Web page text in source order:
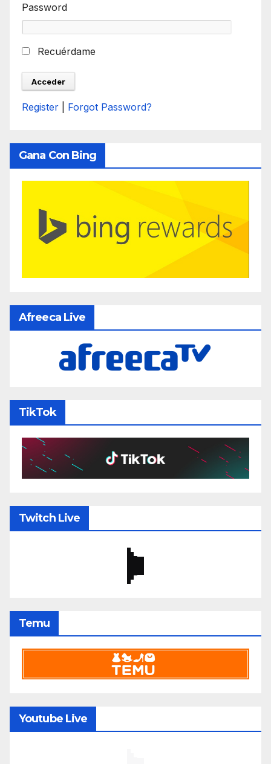
Password
Recuérdame
Register Forgot Password?
Gana Con Bing
Afreeca Live
TikTok
Twitch Live
Temu
Youtube Live